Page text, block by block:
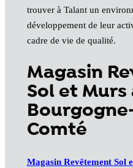
trouver à Talant un
développement de leur
cadre de vie de qualité.
Magasin
Sol et Murs
Comté
Magasin Revêtement Sol